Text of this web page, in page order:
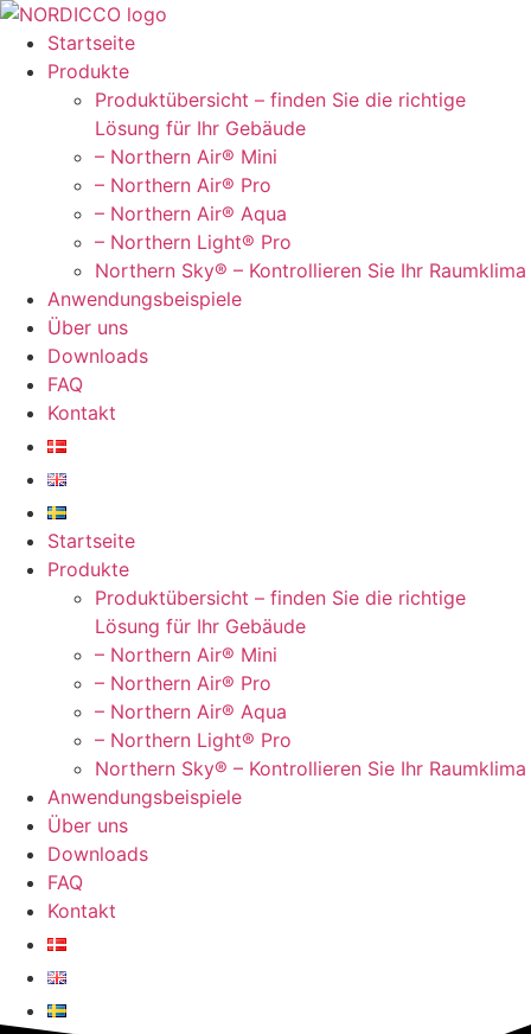
Zum
Inhalt
springen
Startseite
Produkte
Produktübersicht – finden Sie die richtige
Lösung für Ihr Gebäude
– Northern Air® Mini
– Northern Air® Pro
– Northern Air® Aqua
– Northern Light® Pro
Northern Sky® – Kontrollieren Sie Ihr Raumklima
Anwendungsbeispiele
Über uns
Downloads
FAQ
Kontakt
Startseite
Produkte
Produktübersicht – finden Sie die richtige
Lösung für Ihr Gebäude
– Northern Air® Mini
– Northern Air® Pro
– Northern Air® Aqua
– Northern Light® Pro
Northern Sky® – Kontrollieren Sie Ihr Raumklima
Anwendungsbeispiele
Über uns
Downloads
FAQ
Kontakt